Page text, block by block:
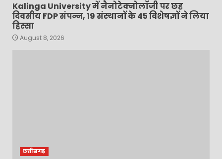
Kalinga University में नैनोटेक्नोलॉजी पर छह
दिवसीय FDP संपन्न, 19 संस्थानों के 45 विशेषज्ञों ने लिया
हिस्सा
August 8, 2026
छत्तीसगढ़